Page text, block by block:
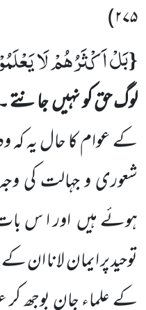
۲۷۵)
{بَلْ اَكْثَرُهُمْ لَا
لوگ حق کو نہیںجانتے
کے عوام کاحال یہ کہ
شعوری و جہالت کی
ہوئے ہیںاور ا س
توحید پر ایمان لانا
کے علماء جان بوجھ